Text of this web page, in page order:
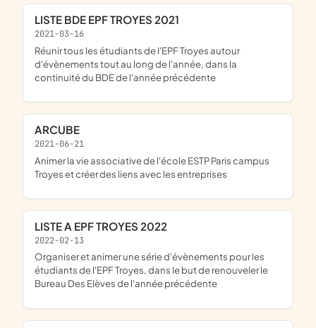
LISTE BDE EPF TROYES 2021
2021-03-16
réunir tous les étudiants de l'EPF Troyes autour
d'évènements tout au long de l'année, dans la
continuité du BDE de l'année précédente
ARCUBE
2021-06-21
animer la vie associative de l'école ESTP Paris campus
Troyes et créer des liens avec les entreprises
LISTE A EPF TROYES 2022
2022-02-13
organiser et animer une série d'évènements pour les
étudiants de l'EPF Troyes, dans le but de renouveler le
Bureau Des Elèves de l'année précédente